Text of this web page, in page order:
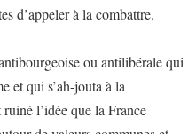
d’appeler à la combattre.
ou antilibérale qui
et qui s’ah-jouta à la
l’idée que la France